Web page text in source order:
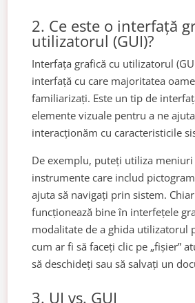
2. Ce este o interfață
utilizatorul (GUI)?
Interfața grafică cu utilizatorul
interfață cu care majoritatea
familiarizați. Este un tip de
elemente vizuale pentru a ne
interacționăm cu caracteristicile
De exemplu, puteți utiliza meniuri
instrumente care includ
ajuta să navigați prin sistem.
funcționează bine în interfețele
modalitate de a ghida utilizatorul
cum ar fi să faceți clic pe „fișier”
să deschideți sau să salvați un
3. UI vs. GUI